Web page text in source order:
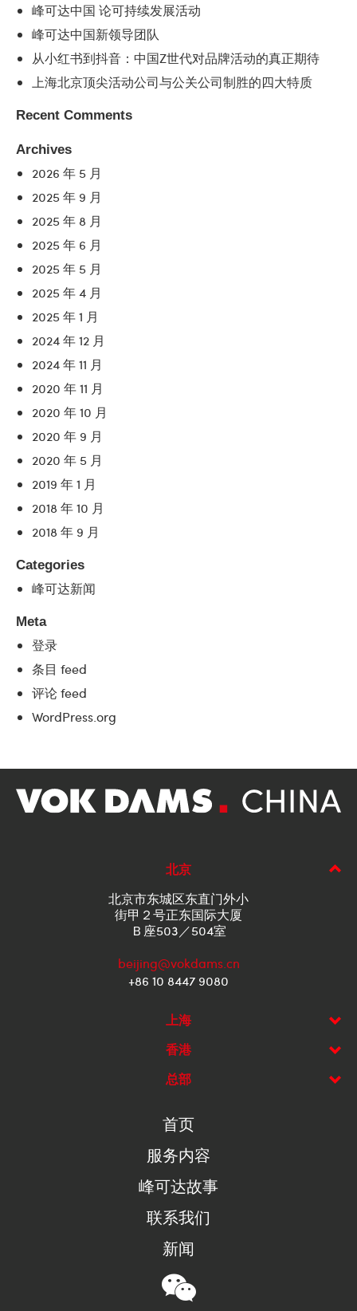
峰可达中国 论可持续发展活动
峰可达中国新领导团队
从小红书到抖音：中国Z世代对品牌活动的真正期待
上海北京顶尖活动公司与公关公司制胜的四大特质
Recent Comments
Archives
2026 年 5 月
2025 年 9 月
2025 年 8 月
2025 年 6 月
2025 年 5 月
2025 年 4 月
2025 年 1 月
2024 年 12 月
2024 年 11 月
2020 年 11 月
2020 年 10 月
2020 年 9 月
2020 年 5 月
2019 年 1 月
2018 年 10 月
2018 年 9 月
Categories
峰可达新闻
Meta
登录
条目 feed
评论 feed
WordPress.org
北京
北京市东城区东直门外小
街甲２号正东国际大厦
Ｂ座503／504室
beijing@vokdams.cn
+86 10 8447 9080
上海
香港
总部
首页
服务内容
峰可达故事
联系我们
新闻